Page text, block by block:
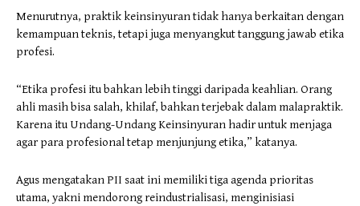
Menurutnya, praktik keinsinyuran tidak hanya berkaitan dengan
kemampuan teknis, tetapi juga menyangkut tanggung jawab etika
profesi.
“Etika profesi itu bahkan lebih tinggi daripada keahlian. Orang
ahli masih bisa salah, khilaf, bahkan terjebak dalam malapraktik.
Karena itu Undang-Undang Keinsinyuran hadir untuk menjaga
agar para profesional tetap menjunjung etika,” katanya.
Agus mengatakan PII saat ini memiliki tiga agenda prioritas
utama, yakni mendorong reindustrialisasi, menginisiasi